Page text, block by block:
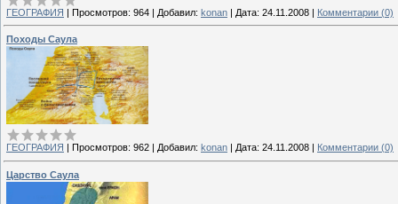
ГЕОГРАФИЯ | Просмотров: 964 | Добавил: konan | Дата: 24.11.2008 | Комментарии (0)
Походы Саула
ГЕОГРАФИЯ | Просмотров: 962 | Добавил: konan | Дата: 24.11.2008 | Комментарии (0)
Царство Саула